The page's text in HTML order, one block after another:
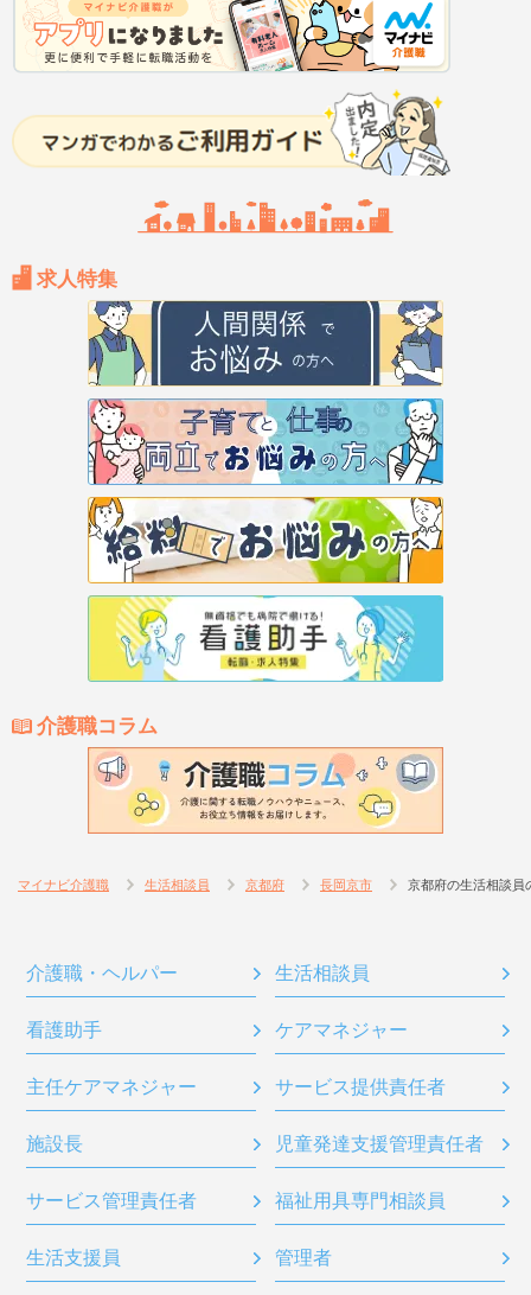
求人特集
介護職コラム
マイナビ介護職 生活相談員 京都府 長岡京市 京都府の生活相談員
介護職・ヘルパー 生活相談員
看護助手 ケアマネジャー
主任ケアマネジャー サービス提供責任者
施設長 児童発達支援管理責任者
サービス管理責任者 福祉用具専門相談員
生活支援員 管理者